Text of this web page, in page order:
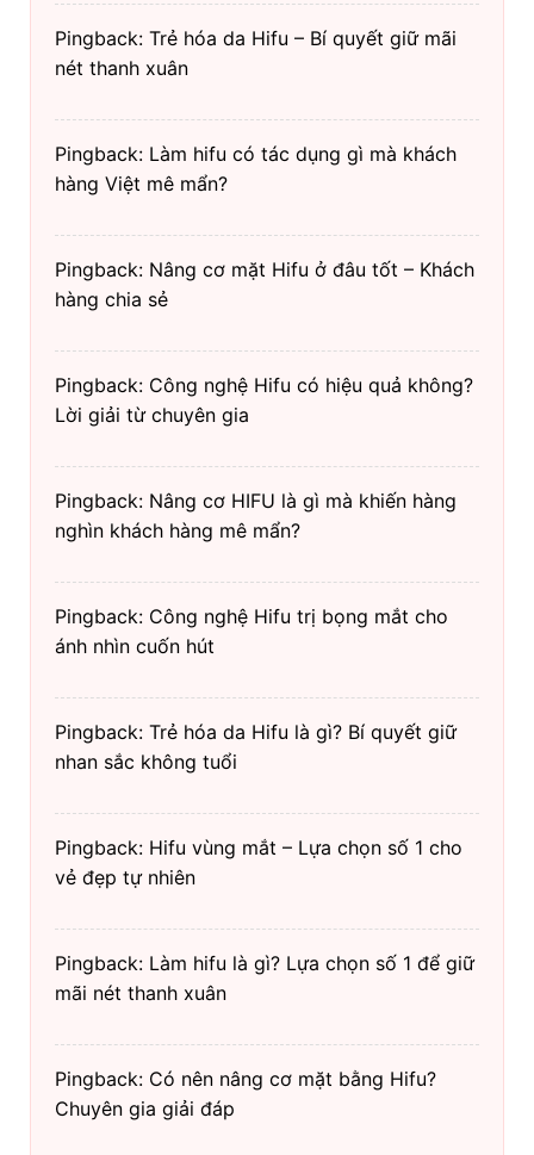
Pingback: Trẻ hóa da Hifu – Bí quyết giữ mãi
nét thanh xuân
Pingback: Làm hifu có tác dụng gì mà khách
hàng Việt mê mẩn?
Pingback: Nâng cơ mặt Hifu ở đâu tốt – Khách
hàng chia sẻ
Pingback: Công nghệ Hifu có hiệu quả không?
Lời giải từ chuyên gia
Pingback: Nâng cơ HIFU là gì mà khiến hàng
nghìn khách hàng mê mẩn?
Pingback: Công nghệ Hifu trị bọng mắt cho
ánh nhìn cuốn hút
Pingback: Trẻ hóa da Hifu là gì? Bí quyết giữ
nhan sắc không tuổi
Pingback: Hifu vùng mắt – Lựa chọn số 1 cho
vẻ đẹp tự nhiên
Pingback: Làm hifu là gì? Lựa chọn số 1 để giữ
mãi nét thanh xuân
Pingback: Có nên nâng cơ mặt bằng Hifu?
Chuyên gia giải đáp